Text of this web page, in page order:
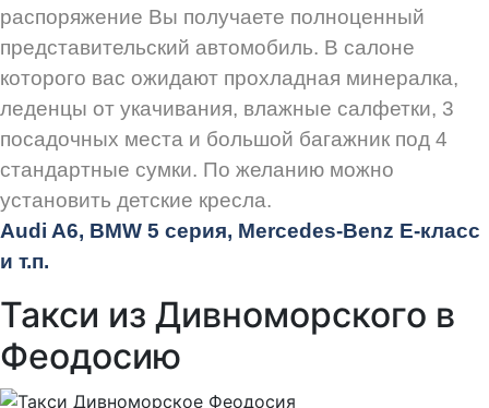
распоряжение Вы получаете полноценный
представительский автомобиль. В салоне
которого вас ожидают прохладная минералка,
леденцы от укачивания, влажные салфетки, 3
посадочных места и большой багажник под 4
стандартные сумки. По желанию можно
установить детские кресла.
Audi A6, BMW 5 серия, Mercedes-Benz E-класс
и т.п.
Такси из Дивноморского в
Феодосию